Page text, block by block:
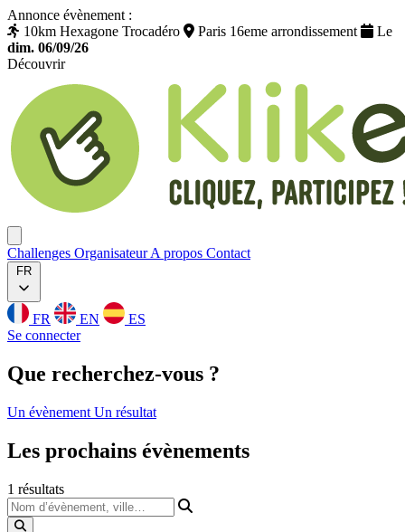
Annonce évènement :
10km Hexagone Trocadéro
Paris 16eme arrondissement
Le
dim. 06/09/26
Découvrir
Challenges OrganisateurA propos Contact
FR
FR EN
ES
Se connecter
Que recherchez-vous ?
Un évènement Un résultat
Les prochains évènements
1 résultats
Nom d’évènement, ville…